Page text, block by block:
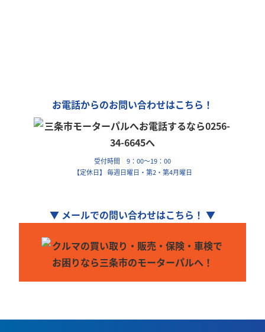
お電話からのお問い合わせはこちら！
受付時間 9：00～19：00
【定休日】 毎週日曜日・第2・第4月曜日
▼ メールでの問い合わせはこちら！ ▼